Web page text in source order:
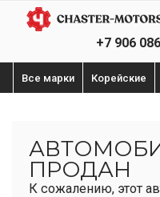
+7 906
Все марки Корейские
ПРОДАН
К сожалению, этот